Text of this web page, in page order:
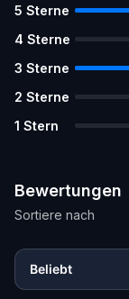
5 Sterne
4 Sterne
3 Sterne
2 Sterne
1 Stern
Bewertungen
Sortiere nach
Beliebt